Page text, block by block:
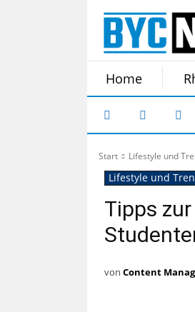
Home
Start Lifestyle und
Lifestyle und
Tipps
von Content